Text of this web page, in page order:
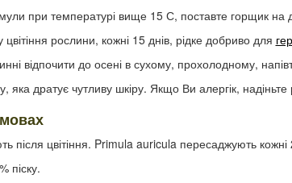
при температурі вище 15 С, поставте горщик на
рослини, кожні 15 днів, рідке добриво для
відпочити до осені в сухому, прохолодному,
яка дратує чутливу шкіру. Якщо Ви алергік, надіньте
після цвітіння. Primula auricula пересаджують кожні
піску.